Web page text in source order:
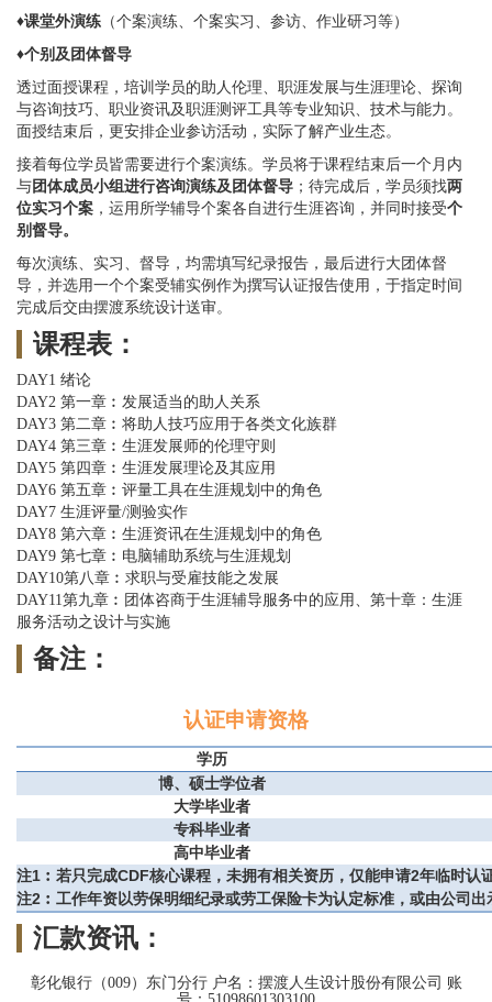
♦课堂外演练 （个案演练、个案实习、参访、作业研习等）
♦个别及团体督导
透过面授课程，培训学员的助人伦理、职涯发展与生涯理论、探询
与咨询技巧、职业资讯及职涯测评工具等专业知识、技术与能力。
面授结束后，更安排企业参访活动，实际了解产业生态。
接着每位学员皆需要进行个案演练。学员将于课程结束后一个月内
与团体成员小组进行咨询演练及团体督导 ；待完成后，学员须找两
位实习个案 ，运用所学辅导个案各自进行生涯咨询，并同时接受个
别督导。
每次演练、实习、督导，均需填写纪录报告，最后进行大团体督
导，并选用一个个案受辅实例作为撰写认证报告使用，于指定时间
完成后交由摆渡系统设计送审。
课程表：
DAY1 绪论
DAY2 第一章︰发展适当的助人关系
DAY3 第二章︰将助人技巧应用于各类文化族群
DAY4 第三章︰生涯发展师的伦理守则
DAY5 第四章︰生涯发展理论及其应用
DAY6 第五章︰评量工具在生涯规划中的角色
DAY7 生涯评量/测验实作
DAY8 第六章︰生涯资讯在生涯规划中的角色
DAY9 第七章︰电脑辅助系统与生涯规划
DAY10第八章︰求职与受雇技能之发展
DAY11第九章︰团体咨商于生涯辅导服务中的应用、第十章：生涯
服务活动之设计与实施
备注：
认证申请资格
学历
博、硕士学位者
大学毕业者
专科毕业者
高中毕业者
注1︰若只完成CDF核心课程，未拥有相关资历，仅能申请2年临时
注2︰工作年资以劳保明细纪录或劳工保险卡为认定标准，或由公司出
汇款资讯：
彰化银行（009）东门分行 户名：摆渡人生设计股份有限公司 账